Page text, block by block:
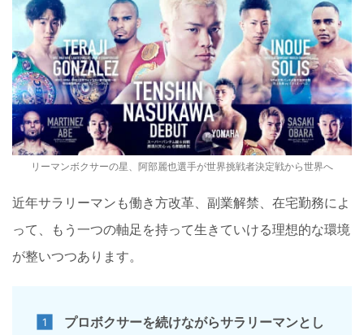
リーマンボクサーの星、阿部麗也選手が世界挑戦者決定戦から世界へ
近年サラリーマンも働き方改革、副業解禁、在宅勤務によ
って、もう一つの軸足を持って生きていける理想的な環境
が整いつつあります。
プロボクサーを続けながらサラリーマンとし